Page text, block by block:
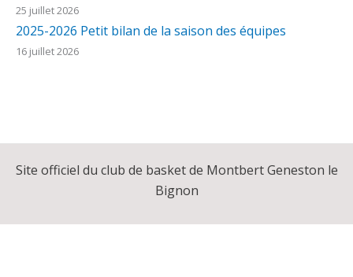
25 juillet 2026
2025-2026 Petit bilan de la saison des équipes
16 juillet 2026
Site officiel du club de basket de Montbert Geneston le
Bignon